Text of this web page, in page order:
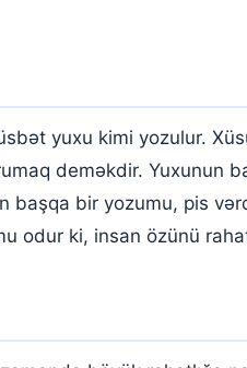
yuxu kimi yozulur.
deməkdir. Yuxunun
başqa bir yozumu, pis
odur ki, insan özünü